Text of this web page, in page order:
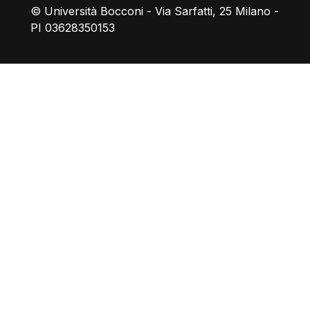
© Università Bocconi - Via Sarfatti, 25 Milano -
PI 03628350153